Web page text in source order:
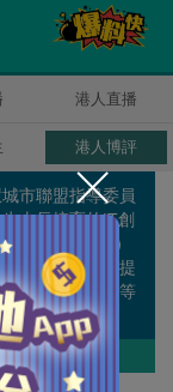
港人直播
港人博評
市聯盟指導委員
土長培育的IT創
訊系統（GIS）
及各行各業，更提
、教育、醫療等
好的香港。
他博評